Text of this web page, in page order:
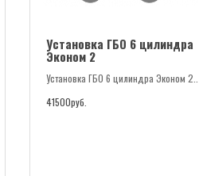
Установка ГБО 6 цилиндра
Эконом 2
Установка ГБО 6 цилиндра Эконом 2..
41500руб.